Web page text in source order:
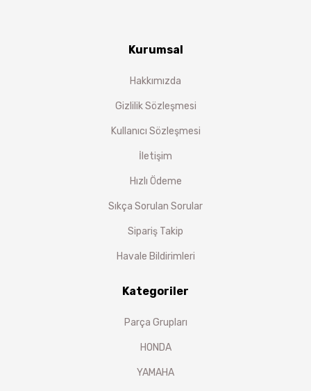
Kurumsal
Hakkımızda
Gizlilik Sözleşmesi
Kullanıcı Sözleşmesi
İletişim
Hızlı Ödeme
Sıkça Sorulan Sorular
Sipariş Takip
Havale Bildirimleri
Kategoriler
Parça Grupları
HONDA
YAMAHA